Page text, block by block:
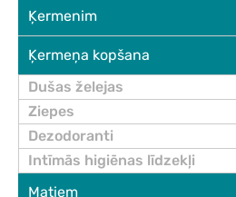
Ķermenim
Ķermeņa kopšana
Dušas želejas
Ziepes
Dezodoranti
Intīmās higiēnas līdzekļi
Matiem